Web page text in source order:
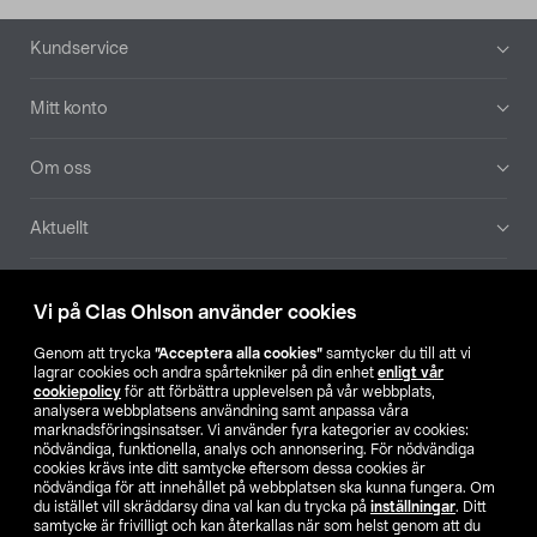
Vi på Clas Ohlson använder cookies
Genom att trycka ”Acceptera alla cookies” samtycker du till att vi
lagrar cookies och andra spårtekniker på din enhet enligt vår
cookiepolicy för att förbättra upplevelsen på vår webbplats,
analysera webbplatsens användning samt anpassa våra
marknadsföringsinsatser. Vi använder fyra kategorier av cookies:
nödvändiga, funktionella, analys och annonsering. För nödvändiga
cookies krävs inte ditt samtycke eftersom dessa cookies är
nödvändiga för att innehållet på webbplatsen ska kunna fungera. Om
du istället vill skräddarsy dina val kan du trycka på inställningar. Ditt
samtycke är frivilligt och kan återkallas när som helst genom att du
Sidfot
Kundservice
Mitt konto
Om oss
Aktuellt
Hitta butik
SE NO FI